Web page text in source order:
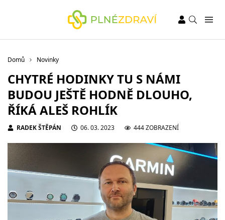
Domů Novinky
CHYTRÉ HODINKY TU S NÁMI
BUDOU JEŠTĚ HODNĚ DLOUHO,
ŘÍKÁ ALEŠ ROHLÍK
RADEK ŠTĚPÁN 06. 03. 2023 444 ZOBRAZENÍ